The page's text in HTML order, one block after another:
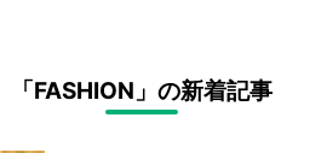
「FASHION」の新着記事